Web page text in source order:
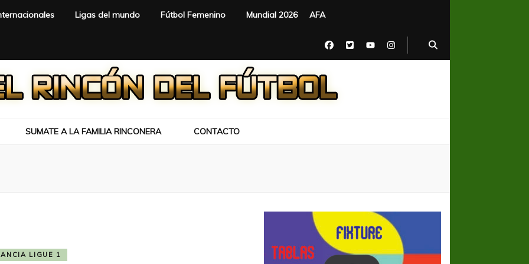
Ligas del mundo Fútbol Femenino Mundial 2026 AFA
SUMATE A LA FAMILIA RINCONERA CONTACTO
LIGUE 1